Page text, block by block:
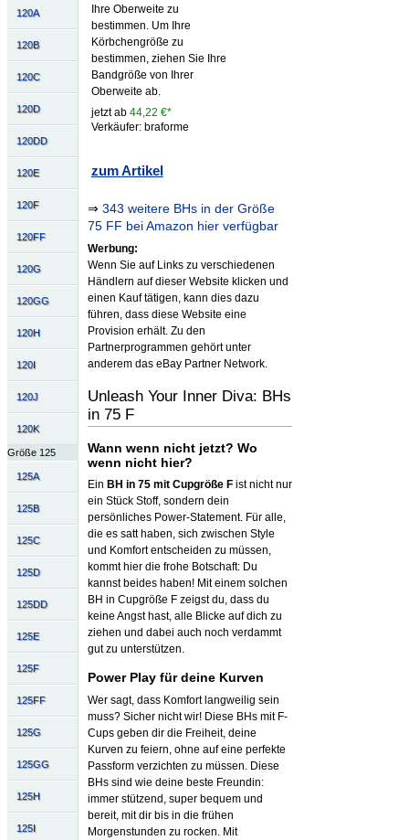
120A
120B
120C
120D
120DD
120E
120F
120FF
120G
120GG
120H
120I
120J
120K
Größe 125
125A
125B
125C
125D
125DD
125E
125F
125FF
125G
125GG
125H
125I
Ihre Oberweite zu
bestimmen. Um Ihre
Körbchengröße zu
bestimmen, ziehen Sie Ihre
Bandgröße von Ihrer
Oberweite ab.
jetzt ab 44,22 €*
Verkäufer: braforme
zum Artikel
⇒ 343 weitere BHs in der Größe
75 FF bei Amazon hier verfügbar
Werbung:
Wenn Sie auf Links zu verschiedenen
Händlern auf dieser Website klicken und
einen Kauf tätigen, kann dies dazu
führen, dass diese Website eine
Provision erhält. Zu den
Partnerprogrammen gehört unter
anderem das eBay Partner Network.
Unleash Your Inner Diva: BHs
in 75 F
Wann wenn nicht jetzt? Wo
wenn nicht hier?
Ein BH in 75 mit Cupgröße Fist nicht nur
ein Stück Stoff, sondern dein
persönliches Power-Statement. Für alle,
die es satt haben, sich zwischen Style
und Komfort entscheiden zu müssen,
kommt hier die frohe Botschaft: Du
kannst beides haben! Mit einem solchen
BH in Cupgröße F zeigst du, dass du
keine Angst hast, alle Blicke auf dich zu
ziehen und dabei auch noch verdammt
gut zu unterstützen.
Power Play für deine Kurven
Wer sagt, dass Komfort langweilig sein
muss? Sicher nicht wir! Diese BHs mit F-
Cups geben dir die Freiheit, deine
Kurven zu feiern, ohne auf eine perfekte
Passform verzichten zu müssen. Diese
BHs sind wie deine beste Freundin:
immer stützend, super bequem und
bereit, mit dir bis in die frühen
Morgenstunden zu rocken. Mit